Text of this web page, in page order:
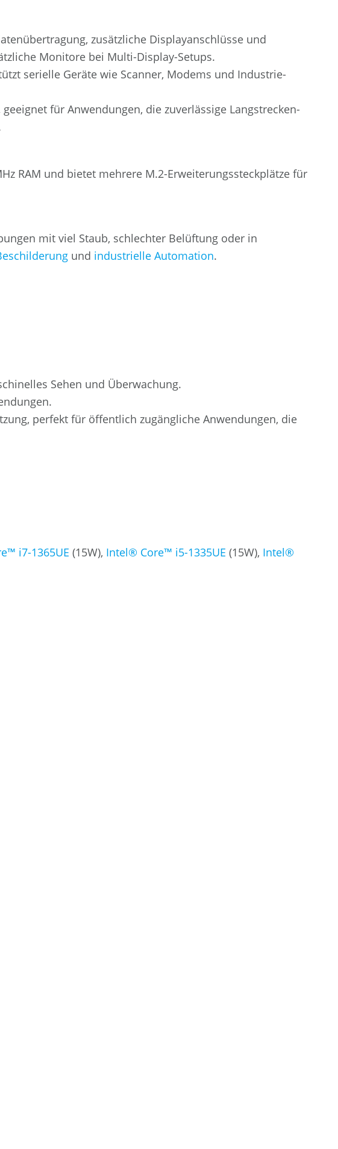
zusätzliche Displayanschlüsse und
Monitore bei Multi-Display-Setups.
serielle Geräte wie Scanner, Modems und Industrie-
für Anwendungen, die zuverlässige Langstrecken-
RAM und bietet mehrere M.2-Erweiterungssteckplätze für
mit viel Staub, schlechter Belüftung oder in
und industrielle Automation.
Sehen und Überwachung.
perfekt für öffentlich zugängliche Anwendungen, die
i7-1365UE (15W), Intel® Core™ i5-1335UE (15W), Intel®